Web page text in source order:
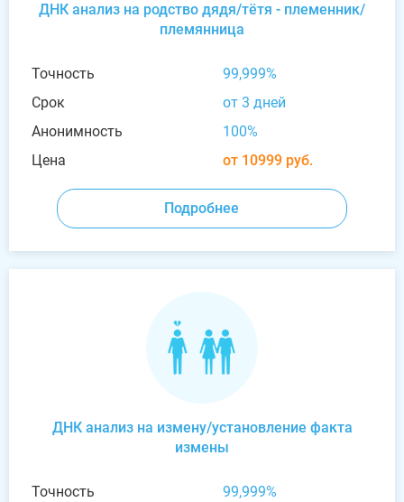
ДНК анализ на родство дядя/тётя - племенник/
племянница
Точность
99,999%
Срок
от 3 дней
Анонимность
100%
Цена
от 10999 руб.
Подробнее
ДНК анализ на измену/установление факта
измены
Точность
99,999%